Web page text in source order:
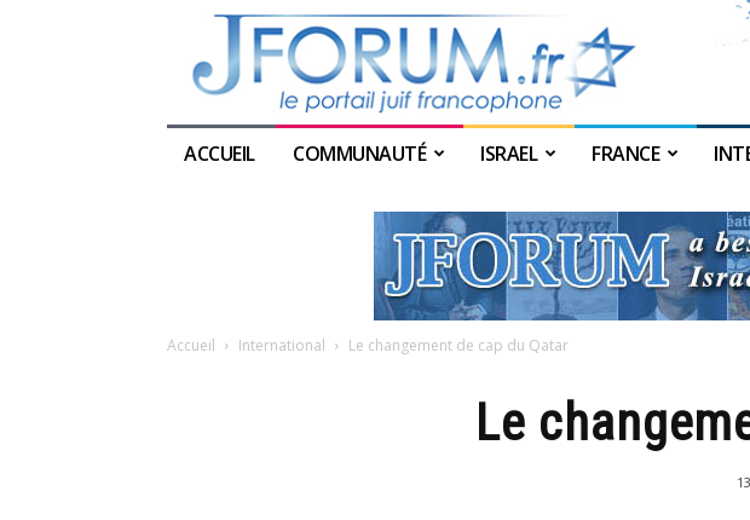
ACCUEIL COMMUNAUTÉ ISRAEL FRANCE
Accueil International Le changement de cap du Qatar
Le